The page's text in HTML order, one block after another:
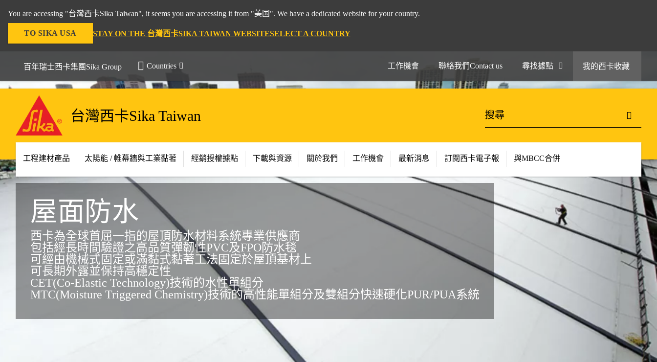
You are accessing "台灣西卡Sika Taiwan", it seems you are accessing it from "美国". We have a dedicated website for your country.
TO SIKA USA STAY ON THE 台灣西卡SIKA TAIWAN WEBSITESELECT A COUNTRY
百年瑞士西卡集團Sika Group Countries 工作機會 聯絡我們Contact us 尋找據點 我的西卡收藏
台灣西卡Sika Taiwan
工程建材產品 太陽能 / 帷幕牆與工業黏著 經銷授權據點 下載與資源 關於我們 工作機會 最新消息 訂閱西卡電子報 與MBCC合併
屋面防水
西卡為全球首屈一指的屋頂防水材料系統專業供應商
包括經長時間驗證之高品質彈韌性PVC及FPO防水毯
可經由機械式固定或滿黏式黏著工法固定於屋頂基材上
可長期外露並保持高穩定性
CET(Co-Elastic Technology)技術的水性單組分
MTC(Moisture Triggered Chemistry)技術的高性能單組分及雙組分快速硬化PUR/PUA系統